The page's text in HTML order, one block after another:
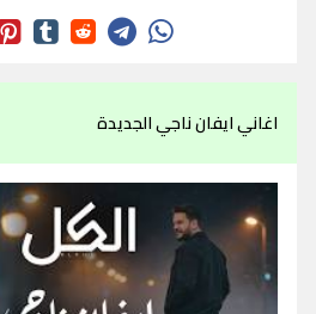
اغاني ايفان ناجي الجديدة